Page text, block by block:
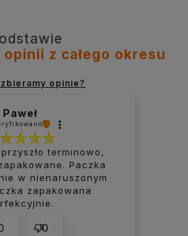
opinii z całego okresu
opinie?
Paweł
terminowo,
Paczka
w nienaruszonym
zapakowana
0